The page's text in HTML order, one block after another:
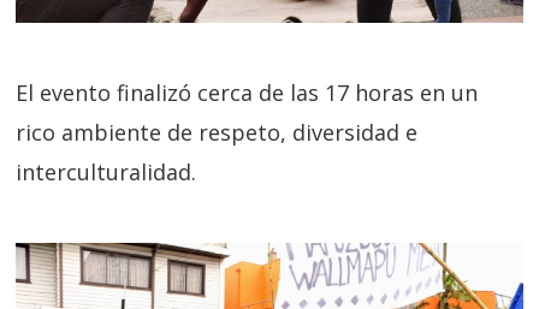
El evento finalizó cerca de las 17 horas en un
rico ambiente de respeto, diversidad e
interculturalidad.